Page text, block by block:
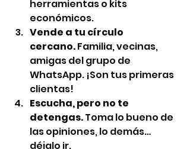
herramientas o kits
económicos.
Vende a tu círculo
cercano. Familia, vecinas,
amigas del grupo de
WhatsApp. ¡Son tus primeras
clientas!
Escucha, pero no te
detengas. Toma lo bueno de
las opiniones, lo demás…
déjalo ir.